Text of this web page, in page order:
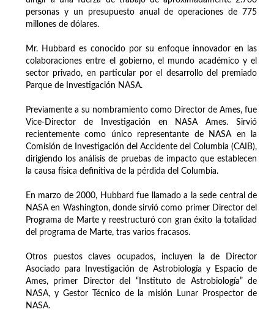
personas y un presupuesto anual de operaciones de 775
millones de dólares.
Mr. Hubbard es conocido por su enfoque innovador en las
colaboraciones entre el gobierno, el mundo académico y el
sector privado, en particular por el desarrollo del premiado
Parque de Investigación NASA.
Previamente a su nombramiento como Director de Ames, fue
Vice-Director de Investigación en NASA Ames. Sirvió
recientemente como único representante de NASA en la
Comisión de Investigación del Accidente del Columbia (CAIB),
dirigiendo los análisis de pruebas de impacto que establecen
la causa física definitiva de la pérdida del Columbia.
En marzo de 2000, Hubbard fue llamado a la sede central de
NASA en Washington, donde sirvió como primer Director del
Programa de Marte y reestructuró con gran éxito la totalidad
del programa de Marte, tras varios fracasos.
Otros puestos claves ocupados, incluyen la de Director
Asociado para Investigación de Astrobiología y Espacio de
Ames, primer Director del “Instituto de Astrobiología” de
NASA, y Gestor Técnico de la misión Lunar Prospector de
NASA.